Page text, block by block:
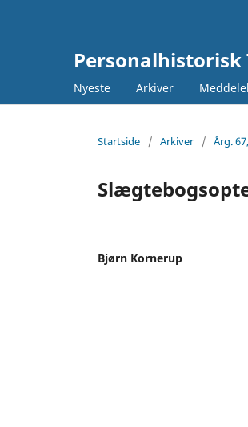
Nyeste Arkiver
Startside / Arkiver / Årg.
Bjørn Kornerup